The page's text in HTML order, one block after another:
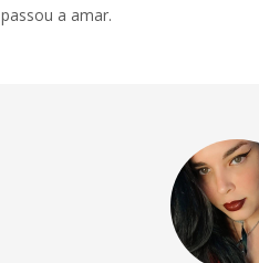
passou a amar.